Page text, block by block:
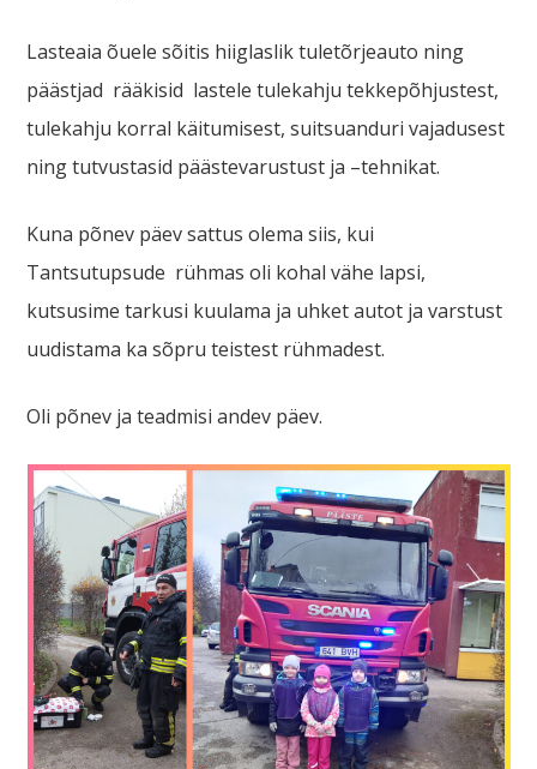
Lasteaia õuele sõitis hiiglaslik tuletõrjeauto ning
päästjad rääkisid lastele tulekahju tekkepõhjustest,
tulekahju korral käitumisest, suitsuanduri vajadusest
ning tutvustasid päästevarustust ja –tehnikat.
Kuna põnev päev sattus olema siis, kui
Tantsutupsude rühmas oli kohal vähe lapsi,
kutsusime tarkusi kuulama ja uhket autot ja varstust
uudistama ka sõpru teistest rühmadest.
Oli põnev ja teadmisi andev päev.